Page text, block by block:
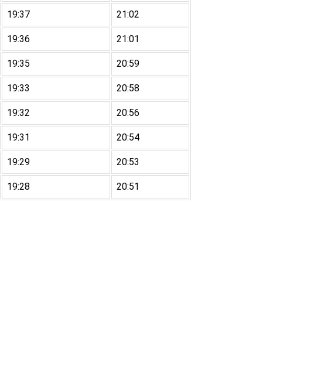
19:37 21:02
19:36 21:01
19:35 20:59
19:33 20:58
19:32 20:56
19:31 20:54
19:29 20:53
19:28 20:51